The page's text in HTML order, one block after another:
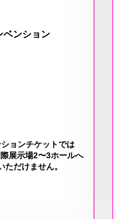
ベンション
ョンチケットでは
展示場2〜3ホールへ
ただけません。